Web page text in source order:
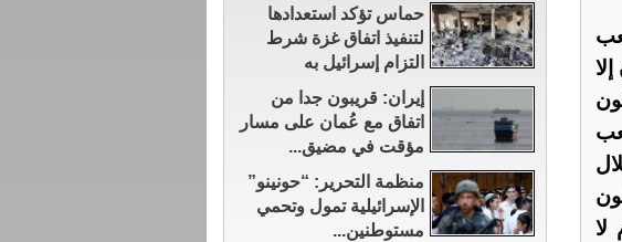
لا
حماس تؤكد استعدادها
لتنفيذ اتفاق غزة شرط
التزام إسرائيل به
إيران: قريبون جدا من
اتفاق مع عُمان على مسار
مؤقت في مضيق...
منظمة التحرير: “حونينو”
الإسرائيلية تمول وتحمي
مستوطنين...